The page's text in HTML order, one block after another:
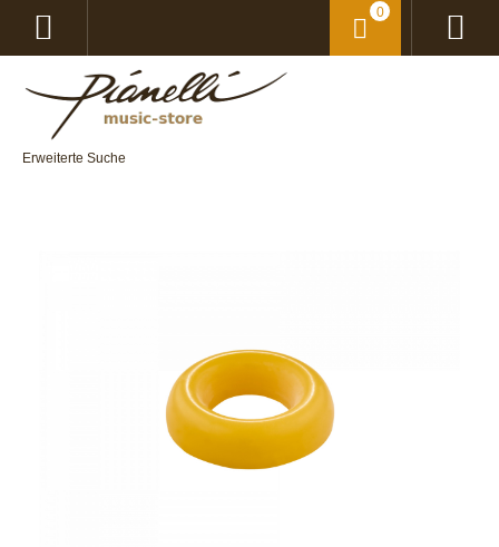
Erweiterte Suche
0